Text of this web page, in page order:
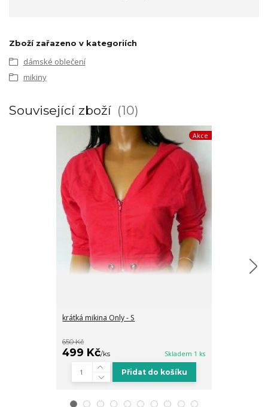
Zboží zařazeno v kategoriích
dámské oblečení
mikiny
Související zboží 10
Akce
krátká mikina Only - S
650 Kč
499 Kč/ks Skladem 1 ks
Přidat do košíku